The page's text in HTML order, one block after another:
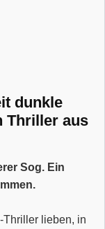
dunkle
Thriller aus
Sog. Ein
Thriller lieben, in